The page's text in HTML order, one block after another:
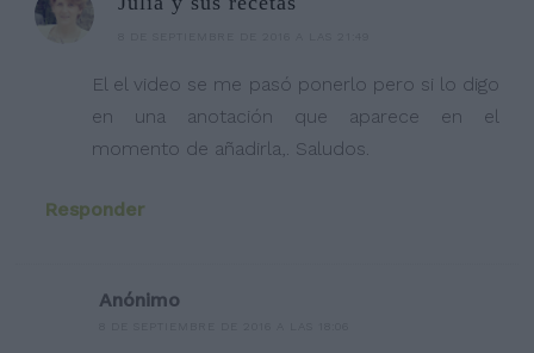
El el video se me pasó ponerlo pero si lo digo
en una anotación que aparece en el
momento de añadirla,. Saludos.
Responder
Anónimo